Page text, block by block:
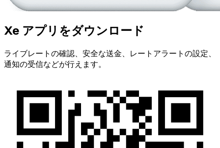
Xe アプリをダウンロード
ライブレートの確認、安全な送金、レートアラートの設定、
通知の受信などが行えます。